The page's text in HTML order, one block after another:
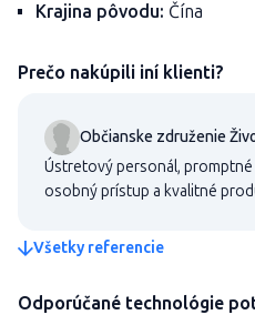
Krajina pôvodu: Čína
Prečo nakúpili iní klienti?
Občianske združenie
Ústretový personál,
osobný prístup a kvalitné
Všetky referencie
Odporúčané technológie